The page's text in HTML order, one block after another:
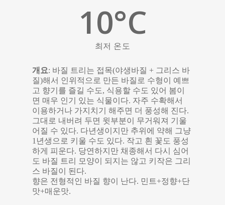
10°C
최저 온도
개요: 바질 트리는 접목(야생바질 + 그리스 바
질)해서 인위적으로 만든 바질로 수형이 예쁘
고 향기를 즐길 수도, 식용할 수도 있어 봄이
면 매우 인기 있는 식물이다. 자주 수확해서
이용하거나 가지치기 해주면 더 풍성해 진다.
그대로 내버려 두면 윗부분이 무거워져 기울
어질 수 있다. 다년생이지만 추위에 약해 그냥
1년생으로 키울 수도 있다. 작고 흰 꽃도 풍성
하게 피운다. 당연하지만 채종해서 다시 심어
도 바질 트리 모양이 되지는 않고 키작은 그리
스 바질이 된다.
향은 전형적인 바질 향이 난다. 민트+정향+단
맛+매운맛.